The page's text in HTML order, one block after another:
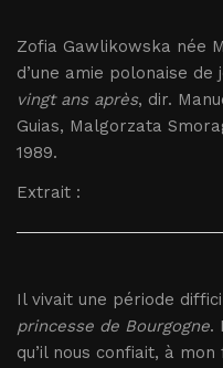
Zofia Gawlikowska née
d’une amie polonaise de
vingt ans après, dir.
Guias, Malgorzata
1989.
Extrait :
Il vivait une période
princesse de Bourgogne.
qu’il nous confiait, à